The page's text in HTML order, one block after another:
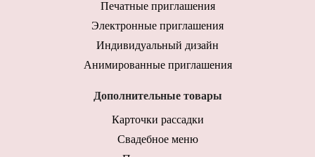
Печатные приглашения
Электронные приглашения
Индивидуальный дизайн
Анимированные приглашения
Дополнительные товары
Карточки рассадки
Свадебное меню